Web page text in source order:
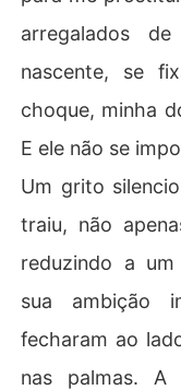
arregalados
nascente, se
choque, minha
E ele não se
Um grito
traiu, não
reduzindo a
sua ambição
fecharam ao
nas palmas. A